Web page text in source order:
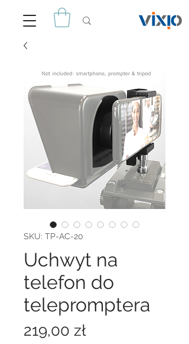
SKU: TP-AC-20
Uchwyt na
telefon do
telepromptera
219,00 złCena